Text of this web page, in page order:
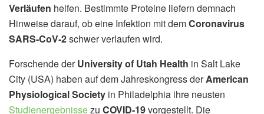
Verläufen helfen. Bestimmte Proteine liefern demnach
Hinweise darauf, ob eine Infektion mit demCoronavirus
SARS-CoV-2schwer verlaufen wird.
Forschende derUniversity of Utah Health in Salt Lake
City (USA) haben auf dem Jahreskongress derAmerican
Physiological Society in Philadelphia ihre neusten
Studienergebnissezu COVID-19vorgestellt. Die